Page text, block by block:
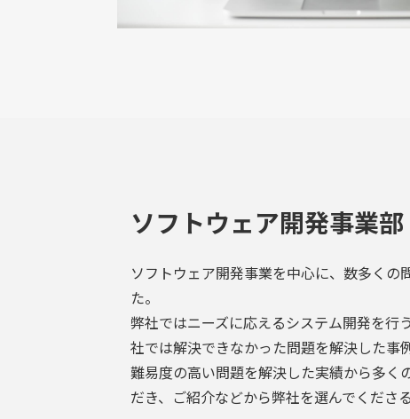
ソフトウェア開発事業部
ソフトウェア開発事業を中心に、数多くの
た。
弊社ではニーズに応えるシステム開発を行
社では解決できなかった問題を解決した事
難易度の高い問題を解決した実績から多く
だき、ご紹介などから弊社を選んでくださ